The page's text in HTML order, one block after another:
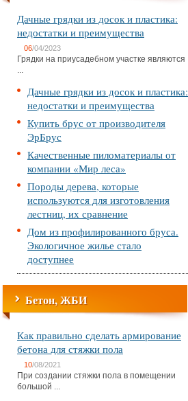
Дачные грядки из досок и пластика:
недостатки и преимущества
06/04/2023
Грядки на приусадебном участке являются
...
Дачные грядки из досок и пластика:
недостатки и преимущества
Купить брус от производителя
ЭрБрус
Качественные пиломатериалы от
компании «Мир леса»
Породы дерева, которые
используются для изготовления
лестниц, их сравнение
Дом из профилированного бруса.
Экологичное жилье стало
доступнее
Бетон, ЖБИ
Как правильно сделать армирование
бетона для стяжки пола
10/08/2021
При создании стяжки пола в помещении
большой ...